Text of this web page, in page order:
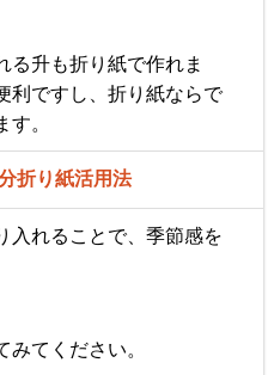
る升も折り紙で作れま
利ですし、折り紙ならで
。
折り紙活用法
入れることで、季節感を
みてください。